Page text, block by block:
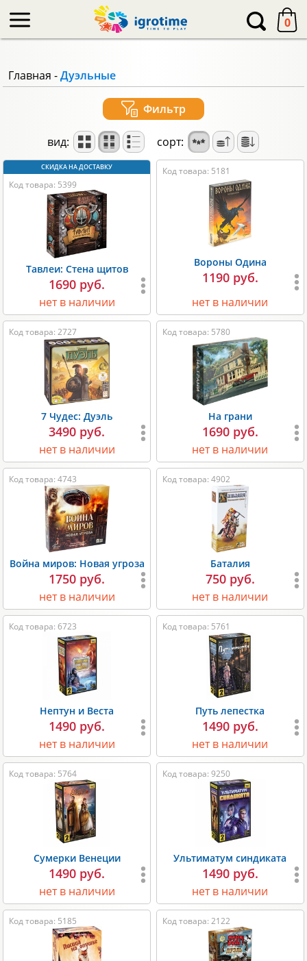
0
Главная - Дуэльные
Фильтр
вид: сорт:
Код товара: 5399
Тавлеи: Стена щитов
1690 руб.
нет в наличии
Код товара: 5181
Вороны Одина
1190 руб.
нет в наличии
Код товара: 2727
7 Чудес: Дуэль
3490 руб.
нет в наличии
Код товара: 5780
На грани
1690 руб.
нет в наличии
Код товара: 4743
Война миров: Новая угроза
1750 руб.
нет в наличии
Код товара: 4902
Баталия
750 руб.
нет в наличии
Код товара: 6723
Нептун и Веста
1490 руб.
нет в наличии
Код товара: 5761
Путь лепестка
1490 руб.
нет в наличии
Код товара: 5764
Сумерки Венеции
1490 руб.
нет в наличии
Код товара: 9250
Ультиматум синдиката
1490 руб.
нет в наличии
Код товара: 5185 Код товара: 2122